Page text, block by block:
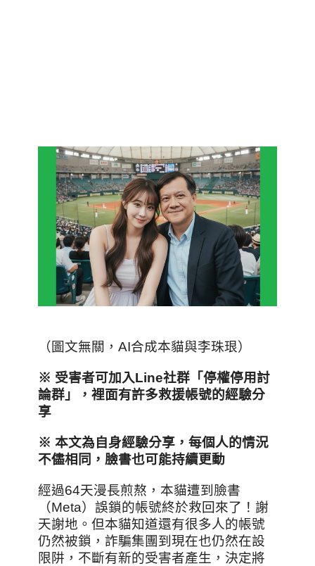
（圖文無關，AI合成本貓與李珠珢）
※ 受害者可加入Line社群「停權停用討
論群」，裡面有許多救援帳號的經驗分
享
※ 本文為自身經驗分享，每個人的情況
不儘相同，臉書也可能持續更動
經過64天漫長煎熬，本貓遭到臉書
（Meta）誤鎖的帳號終於救回來了！謝
天謝地。但本貓知道還有很多人的帳號
仍然被鎖，詐騙集團到現在也仍然在設
限阱，不斷有新的受害者產生，決定將